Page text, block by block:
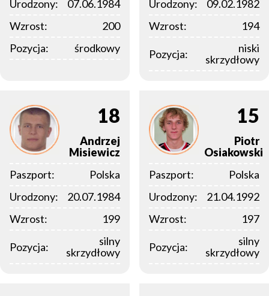
Urodzony:
07.06.1984
Wzrost:
200
Pozycja:
środkowy
Urodzony:
09.02.1982
Wzrost:
194
Pozycja:
niski
skrzydłowy
18
Andrzej
Misiewicz
Paszport:
Polska
Urodzony:
20.07.1984
Wzrost:
199
Pozycja:
silny
skrzydłowy
15
Piotr
Osiakowski
Paszport:
Polska
Urodzony:
21.04.1992
Wzrost:
197
Pozycja:
silny
skrzydłowy